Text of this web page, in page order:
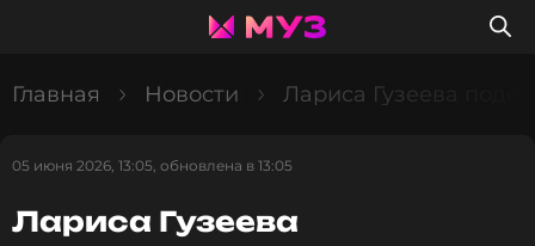
Главная Новости Лариса Гузеева
05 июня 2026, 13:05, обновлена в 13:05
Лариса Гузеева